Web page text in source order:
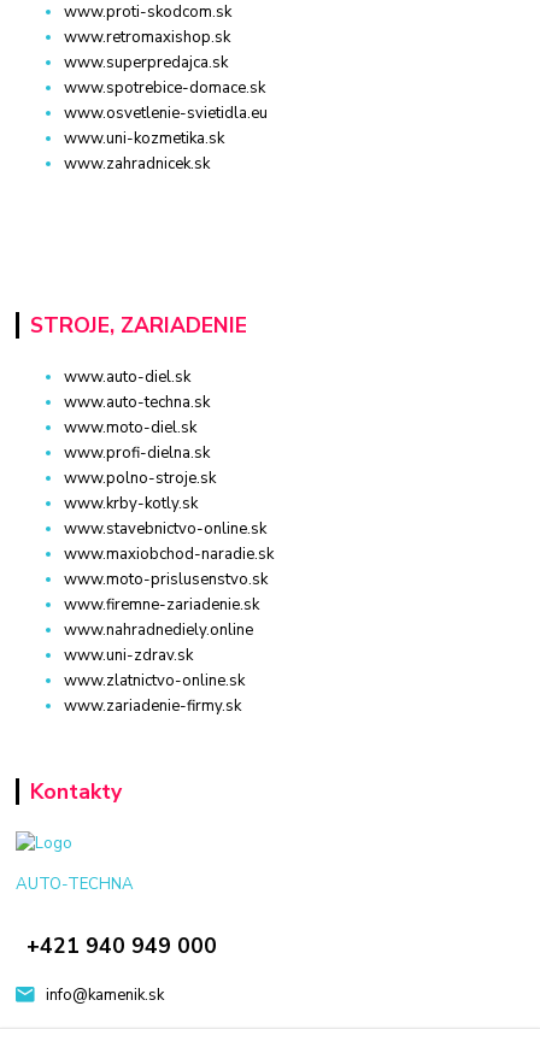
www.proti-skodcom.sk
www.retromaxishop.sk
www.superpredajca.sk
www.spotrebice-domace.sk
www.osvetlenie-svietidla.eu
www.uni-kozmetika.sk
www.zahradnicek.sk
STROJE, ZARIADENIE
www.auto-diel.sk
www.auto-techna.sk
www.moto-diel.sk
www.profi-dielna.sk
www.polno-stroje.sk
www.krby-kotly.sk
www.stavebnictvo-online.sk
www.maxiobchod-naradie.sk
www.moto-prislusenstvo.sk
www.firemne-zariadenie.sk
www.nahradnediely.online
www.uni-zdrav.sk
www.zlatnictvo-online.sk
www.zariadenie-firmy.sk
Kontakty
AUTO-TECHNA
+421 940 949 000
info@kamenik.sk